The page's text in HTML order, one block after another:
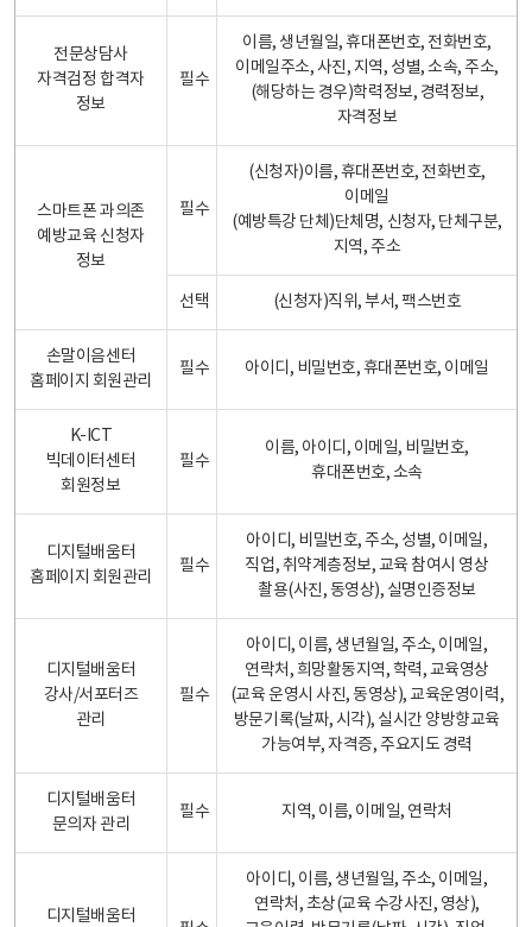
전문상담사
자격검정 합격자
정보
필수
이름, 생년월일, 휴대폰번호, 전화번호,
이메일주소, 사진, 지역, 성별, 소속, 주소,
(해당하는 경우)학력정보, 경력정보,
자격정보
스마트폰 과의존
예방교육 신청자
정보
필수
(신청자)이름, 휴대폰번호, 전화번호,
이메일
(예방특강 단체)단체명, 신청자, 단체구분,
지역, 주소
선택 (신청자)직위, 부서, 팩스번호
손말이음센터
홈페이지 회원관리
필수 아이디, 비밀번호, 휴대폰번호, 이메일
K-ICT
빅데이터센터
회원정보
필수
이름, 아이디, 이메일, 비밀번호,
휴대폰번호, 소속
디지털배움터
홈페이지 회원관리
필수
아이디, 비밀번호, 주소, 성별, 이메일,
직업, 취약계층정보, 교육 참여시 영상
촬용(사진, 동영상), 실명인증정보
디지털배움터
강사/서포터즈
관리
필수
아이디, 이름, 생년월일, 주소, 이메일,
연락처, 희망활동지역, 학력, 교육영상
(교육 운영시 사진, 동영상), 교육운영이력,
방문기록(날짜, 시각), 실시간 양방향교육
가능여부, 자격증, 주요지도 경력
디지털배움터
문의자 관리
필수 지역, 이름, 이메일, 연락처
디지털배움터
아이디, 이름, 생년월일, 주소, 이메일,
연락처, 초상(교육 수강사진, 영상),